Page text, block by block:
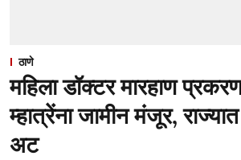
ठाणे
महिला डॉक्टर मारहाण
म्हात्रेंना जामीन मंजूर,
अट